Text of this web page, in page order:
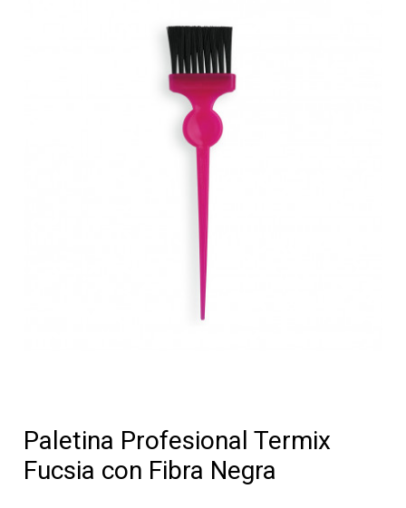
Paletina Profesional Termix
Fucsia con Fibra Negra